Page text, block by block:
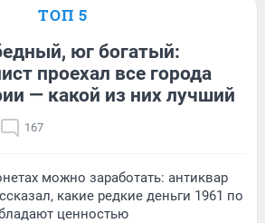
ТОП 5
юг богатый:
проехал все города
— какой из них лучший
167
можно заработать: антиквар
какие редкие деньги 1961 по
ценностью